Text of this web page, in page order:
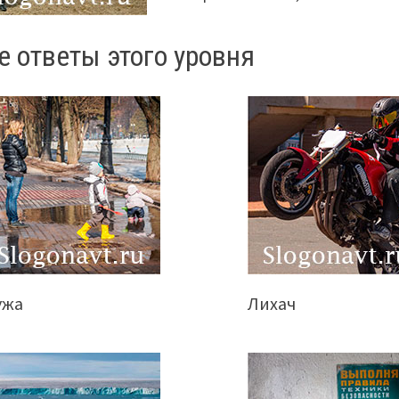
ответы этого уровня
Лихач